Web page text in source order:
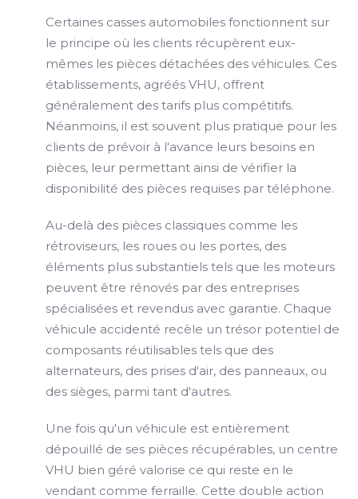
Certaines casses automobiles fonctionnent sur
le principe où les clients récupèrent eux-
mêmes les pièces détachées des véhicules. Ces
établissements, agréés VHU, offrent
généralement des tarifs plus compétitifs.
Néanmoins, il est souvent plus pratique pour les
clients de prévoir à l'avance leurs besoins en
pièces, leur permettant ainsi de vérifier la
disponibilité des pièces requises par téléphone.
Au-delà des pièces classiques comme les
rétroviseurs, les roues ou les portes, des
éléments plus substantiels tels que les moteurs
peuvent être rénovés par des entreprises
spécialisées et revendus avec garantie. Chaque
véhicule accidenté recèle un trésor potentiel de
composants réutilisables tels que des
alternateurs, des prises d'air, des panneaux, ou
des sièges, parmi tant d'autres.
Une fois qu'un véhicule est entièrement
dépouillé de ses pièces récupérables, un centre
VHU bien géré valorise ce qui reste en le
vendant comme ferraille. Cette double action